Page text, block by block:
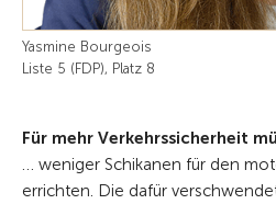
Yasmine Bourgeois
Liste 5 (FDP), Platz 8
Für mehr Verkehrssicherheit
… weniger Schikanen für den
errichten. Die dafür